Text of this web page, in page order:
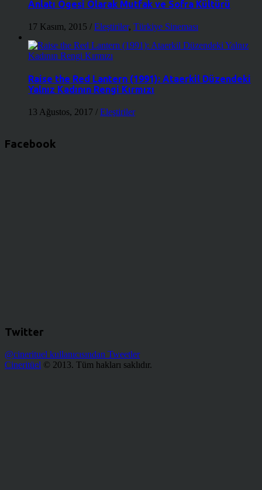
Anlatı Ögesi Olarak Mutfak ve Sofra Kültürü
17 Kasım, 2015 / Eleştiriler, Türkiye Sineması
Raise the Red Lantern (1991): Ataerkil Düzendeki
Yalnız Kadının Rengi Kırmızı
13 Ağustos, 2017 / Eleştiriler
Facebook
Twitter
@cinerituel kullanıcısından Tweetler
Cineritüel © 2013. Tüm hakları saklıdır.